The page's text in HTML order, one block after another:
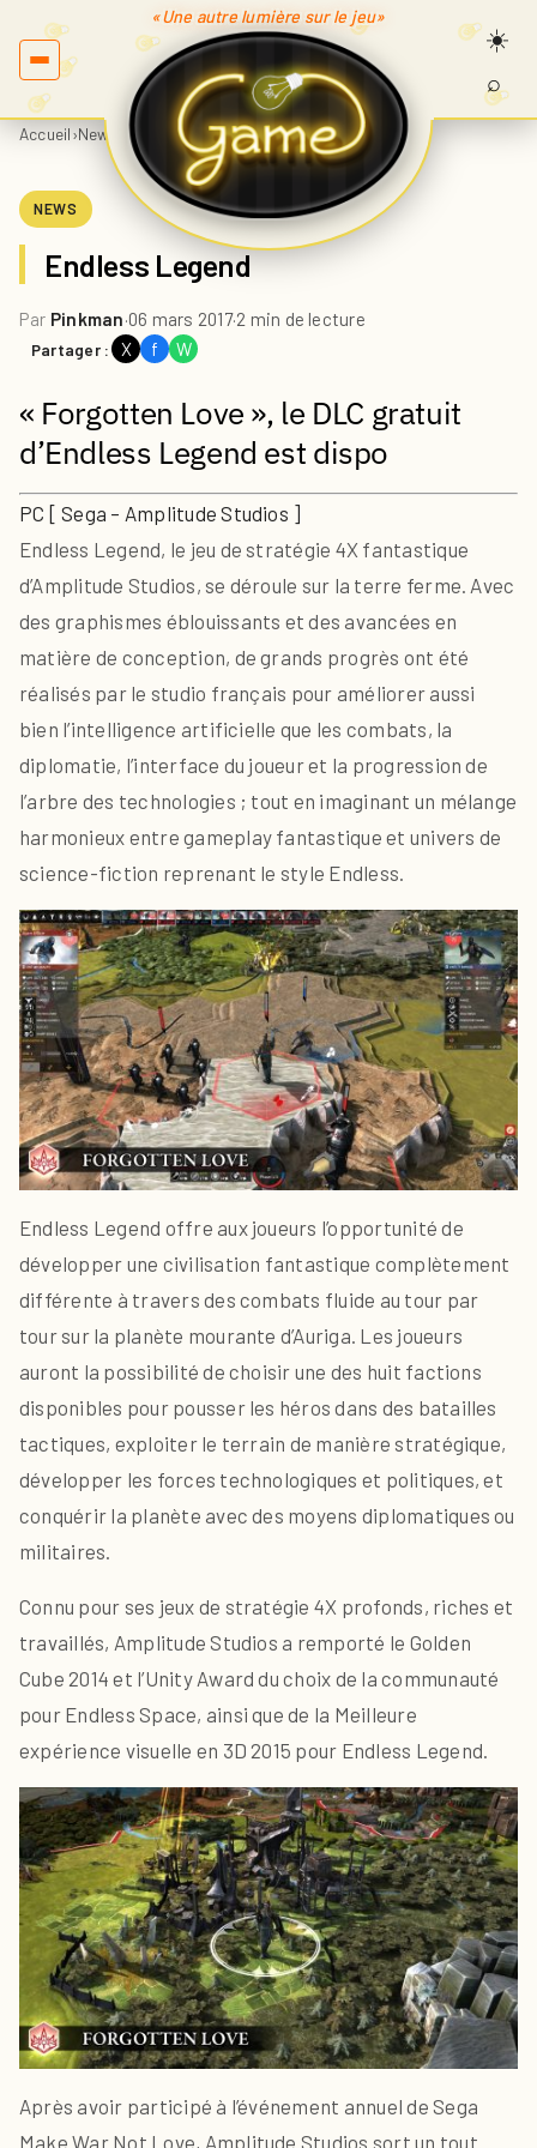
«Une autre lumière sur le jeu»
⌕
Accueil›News Endless Legend
NEWS
Endless Legend
Par Pinkman·06 mars 2017·2 min de lecture
Partager : X f W
« Forgotten Love », le DLC gratuit
d’Endless Legend est dispo
PC [ Sega – Amplitude Studios ]
Endless Legend, le jeu de stratégie 4X fantastique
d’Amplitude Studios, se déroule sur la terre ferme. Avec
des graphismes éblouissants et des avancées en
matière de conception, de grands progrès ont été
réalisés par le studio français pour améliorer aussi
bien l’intelligence artificielle que les combats, la
diplomatie, l’interface du joueur et la progression de
l’arbre des technologies ; tout en imaginant un mélange
harmonieux entre gameplay fantastique et univers de
science-fiction reprenant le style Endless.
Endless Legend offre aux joueurs l’opportunité de
développer une civilisation fantastique complètement
différente à travers des combats fluide au tour par
tour sur la planète mourante d’Auriga. Les joueurs
auront la possibilité de choisir une des huit factions
disponibles pour pousser les héros dans des batailles
tactiques, exploiter le terrain de manière stratégique,
développer les forces technologiques et politiques, et
conquérir la planète avec des moyens diplomatiques ou
militaires.
Connu pour ses jeux de stratégie 4X profonds, riches et
travaillés, Amplitude Studios a remporté le Golden
Cube 2014 et l’Unity Award du choix de la communauté
pour Endless Space, ainsi que de la Meilleure
expérience visuelle en 3D 2015 pour Endless Legend.
Après avoir participé à l’événement annuel de Sega
Make War Not Love, Amplitude Studios sort un tout